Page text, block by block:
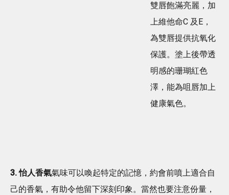
雙唇飽滿亮麗，加
上維他命C 及E，
為雙唇提供抗氧化
保護。塗上後帶透
明感的珊瑚紅色
澤，能為咀唇加上
健康氣色。
3. 怡人香氣氣味可以喚起特定的記憶，約會前噴上適合自
己的香氣，有助令他留下深刻印象。當然也要注意份量，